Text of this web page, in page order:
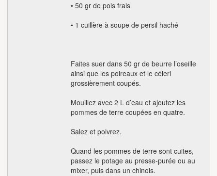
• 50 gr de pois frais
• 1 cuillère à soupe de persil haché
Faites suer dans 50 gr de beurre l’oseille
ainsi que les poireaux et le céleri
grossièrement coupés.
Mouillez avec 2 L d’eau et ajoutez les
pommes de terre coupées en quatre.
Salez et poivrez.
Quand les pommes de terre sont cuites,
passez le potage au presse-purée ou au
mixer, puis dans un chinois.